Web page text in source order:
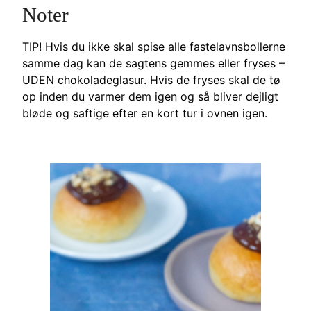
Noter
TIP! Hvis du ikke skal spise alle fastelavnsbollerne
samme dag kan de sagtens gemmes eller fryses –
UDEN chokoladeglasur. Hvis de fryses skal de tø
op inden du varmer dem igen og så bliver dejligt
bløde og saftige efter en kort tur i ovnen igen.